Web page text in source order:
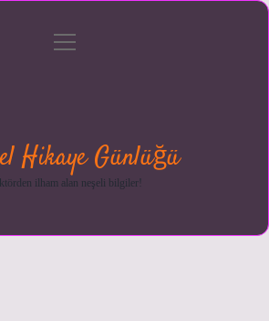
menüyü
Hikaye Günlüğü
ilham alan neşeli bilgiler!